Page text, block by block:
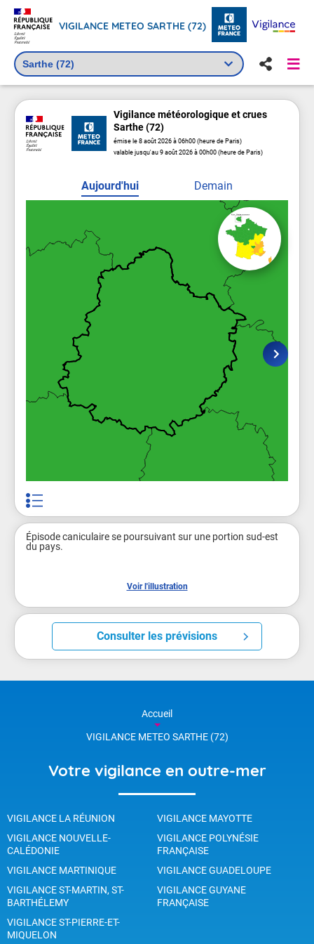
VIGILANCE METEO SARTHE (72)
Vigilancemétéorologique et crues
Sarthe (72)
émise le 8 août 2026 à 06h00 (heure de Paris)
valable jusqu'au 9 août 2026 à 00h00 (heure de Paris)
Aujourd'hui Demain
Épisode caniculaire se poursuivant sur une portion sud-est
du pays.
Voir l'illustration
Consulter les prévisions
Accueil
VIGILANCE METEO SARTHE (72)
Votre vigilance en outre-mer
VIGILANCE LA RÉUNION
VIGILANCE MAYOTTE
VIGILANCE NOUVELLE-
CALÉDONIE
VIGILANCE POLYNÉSIE
FRANÇAISE
VIGILANCE MARTINIQUE
VIGILANCE GUADELOUPE
VIGILANCE ST-MARTIN, ST-
BARTHÉLEMY
VIGILANCE GUYANE
FRANÇAISE
VIGILANCE ST-PIERRE-ET-
MIQUELON